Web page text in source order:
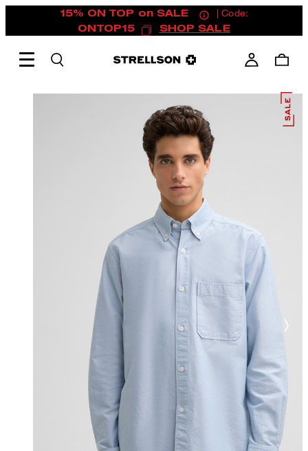
15% ON TOP on SALE
| Code:
ONTOP15
SHOP SALE